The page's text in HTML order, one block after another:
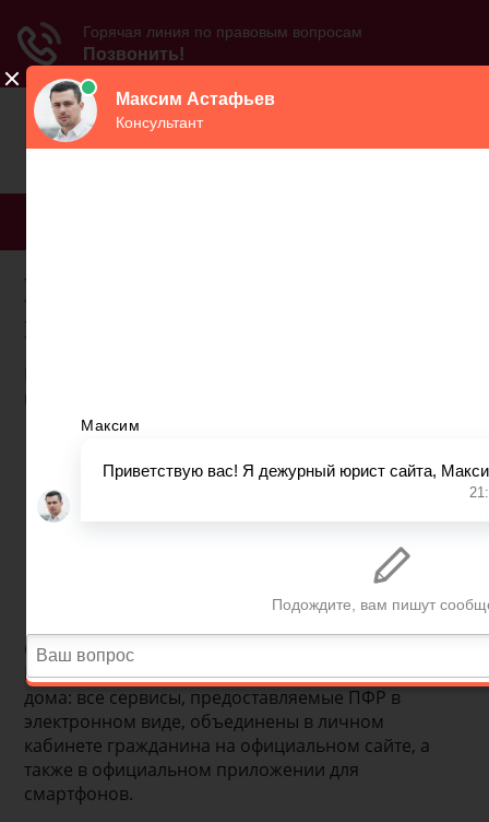
Как отправить справку в
пенсионный фонд
на указанный вами e-mail.
13 февраля 2020 11:31
Сегодня большинство государственных услуг
Пенсионного фонда можно получить не выходя из
дома: все сервисы, предоставляемые ПФР в
электронном виде, объединены в личном
кабинете гражданина на официальном сайте, а
также в официальном приложении для
смартфонов.